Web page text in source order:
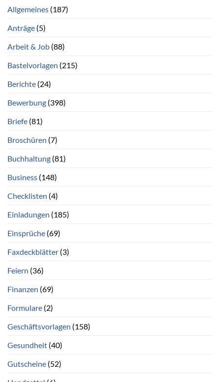
Allgemeines (187)
Anträge (5)
Arbeit & Job (88)
Bastelvorlagen (215)
Berichte (24)
Bewerbung (398)
Briefe (81)
Broschüren (7)
Buchhaltung (81)
Business (148)
Checklisten (4)
Einladungen (185)
Einsprüche (69)
Faxdeckblätter (3)
Feiern (36)
Finanzen (69)
Formulare (2)
Geschäftsvorlagen (158)
Gesundheit (40)
Gutscheine (52)